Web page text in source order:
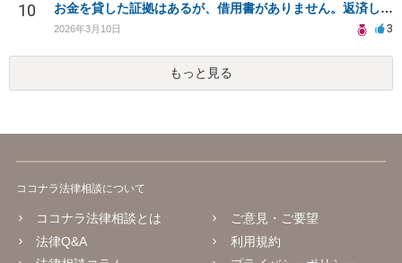
10 お金を貸した証拠はあるが、借用書がありません。返済してもらうことは可能でしょうか？
2026年3月10日 3
もっと見る
ココナラ法律相談について
ココナラ法律相談とは
法律Q&A
ご意見・ご要望
利用規約